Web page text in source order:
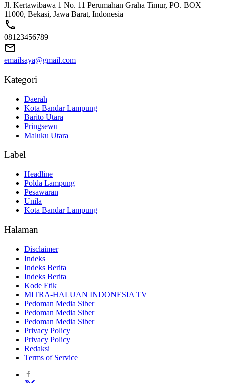
Jl. Kertawibawa 1 No. 11 Perumahan Graha Timur, PO. BOX
11000, Bekasi, Jawa Barat, Indonesia
08123456789
emailsaya@gmail.com
Kategori
Daerah
Kota Bandar Lampung
Barito Utara
Pringsewu
Maluku Utara
Label
Headline
Polda Lampung
Pesawaran
Unila
Kota Bandar Lampung
Halaman
Disclaimer
Indeks
Indeks Berita
Indeks Berita
Kode Etik
MITRA-HALUAN INDONESIA TV
Pedoman Media Siber
Pedoman Media Siber
Pedoman Media Siber
Privacy Policy
Privacy Policy
Redaksi
Terms of Service